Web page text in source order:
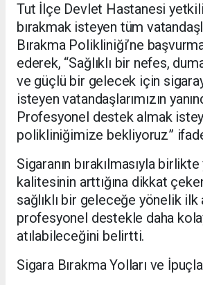
Tut İlçe Devlet Hastanesi
bırakmak isteyen tüm
Bırakma Polikliniği’ne
ederek, “Sağlıklı bir nefes,
ve güçlü bir gelecek için
isteyen vatandaşlarımızın
Profesyonel destek almak
polikliniğimize bekliyoruz”
Sigaranın bırakılmasıyla
kalitesinin arttığına dikkat
sağlıklı bir geleceğe yönelik ilk
profesyonel destekle daha
atılabileceğini belirtti.
Sigara Bırakma Yolları ve